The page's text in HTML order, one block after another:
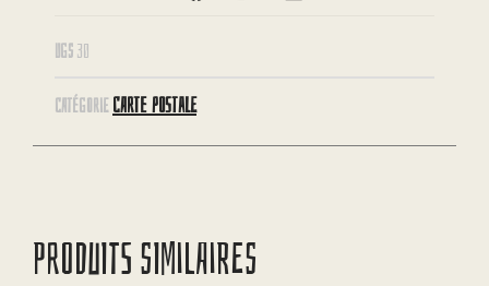
UGS 30
CATÉGORIE CARTE POSTALE
PRODUITS SIMILAIRES